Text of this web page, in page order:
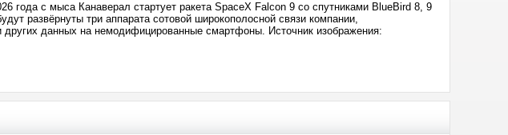
года с мыса Канаверал стартует ракета SpaceX Falcon 9 со спутниками BlueBird 8, 9
развёрнуты три аппарата сотовой широкополосной связи компании,
данных на немодифицированные смартфоны. Источник изображения: